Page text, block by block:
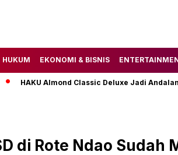
HUKUM EKONOMI & BISNIS
Almond Classic Deluxe Jadi Andalan
di Rote Ndao Sudah